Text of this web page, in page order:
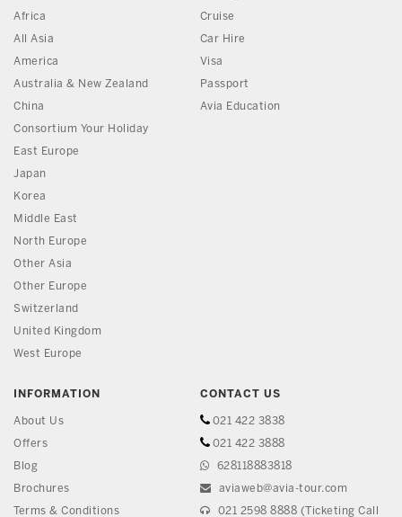
Africa
All Asia
America
Australia & New Zealand
China
Consortium Your Holiday
East Europe
Japan
Korea
Middle East
North Europe
Other Asia
Other Europe
Switzerland
United Kingdom
West Europe
Cruise
Car Hire
Visa
Passport
Avia Education
INFORMATION
About Us
Offers
Blog
Brochures
Terms & Conditions
CONTACT US
021 422 3838
021 422 3888
628118883818
aviaweb@avia-tour.com
021 2598 8888 (Ticketing Call